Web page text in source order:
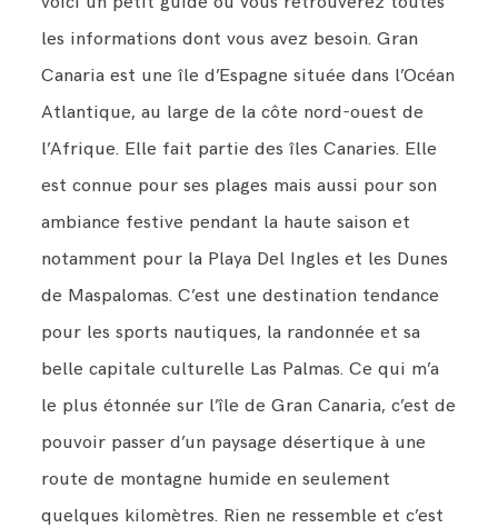
les informations dont vous avez besoin. Gran
Canaria est une île d’Espagne située dans l’Océan
Atlantique, au large de la côte nord-ouest de
l’Afrique. Elle fait partie des îles Canaries. Elle
est connue pour ses plages mais aussi pour son
ambiance festive pendant la haute saison et
notamment pour la Playa Del Ingles et les Dunes
de Maspalomas. C’est une destination tendance
pour les sports nautiques, la randonnée et sa
belle capitale culturelle Las Palmas. Ce qui m’a
le plus étonnée sur l’île de Gran Canaria, c’est de
pouvoir passer d’un paysage désertique à une
route de montagne humide en seulement
quelques kilomètres. Rien ne ressemble et c’est